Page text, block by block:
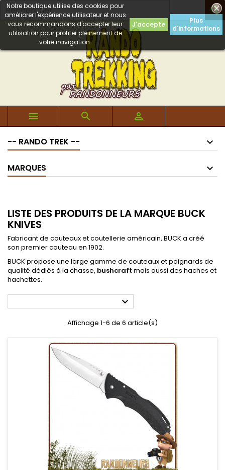

Notre boutique utilise des cookies pour
améliorer l'expérience utilisateur et nous
vous recommandons d'accepter leur
utilisation pour profiter pleinement de
votre navigation.
J'accepte
Plus
d'informations
  
-- RANDO TREK --
MARQUES
LISTE DES PRODUITS DE LA MARQUE BUCK
KNIVES
Fabricant de couteaux et coutellerie américain, BUCK a créé
son premier couteau en 1902.
BUCK propose une large gamme de couteaux et poignards de
qualité dédiés à la chasse, bushcraft mais aussi des haches et
hachettes.

Affichage 1-6 de 6 article(s)